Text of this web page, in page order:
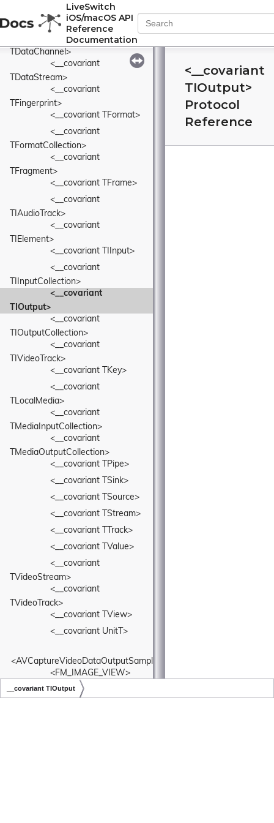
LiveSwitch
iOS/macOS API
Reference
Documentation
<__covariant
TConnection>
<__covariant
TDataChannel>
<__covariant
TDataStream>
<__covariant
TFingerprint>
<__covariant TFormat>
<__covariant
TFormatCollection>
<__covariant
TFragment>
<__covariant TFrame>
<__covariant
TIAudioTrack>
<__covariant
TIElement>
<__covariant TIInput>
<__covariant
TIInputCollection>
<__covariant
TIOutput>
<__covariant
TIOutputCollection>
<__covariant
TIVideoTrack>
<__covariant TKey>
<__covariant
TLocalMedia>
<__covariant
TMediaInputCollection>
<__covariant
TMediaOutputCollection>
<__covariant TPipe>
<__covariant TSink>
<__covariant TSource>
<__covariant TStream>
<__covariant TTrack>
<__covariant TValue>
<__covariant
TVideoStream>
<__covariant
TVideoTrack>
<__covariant TView>
<__covariant UnitT>
<AVCaptureVideoDataOutputSampleBufferDelegate>
<FM_IMAGE_VIEW>
FM_VIEW
<__covariant
TIOutput>
Protocol
Reference
__covariant TIOutput